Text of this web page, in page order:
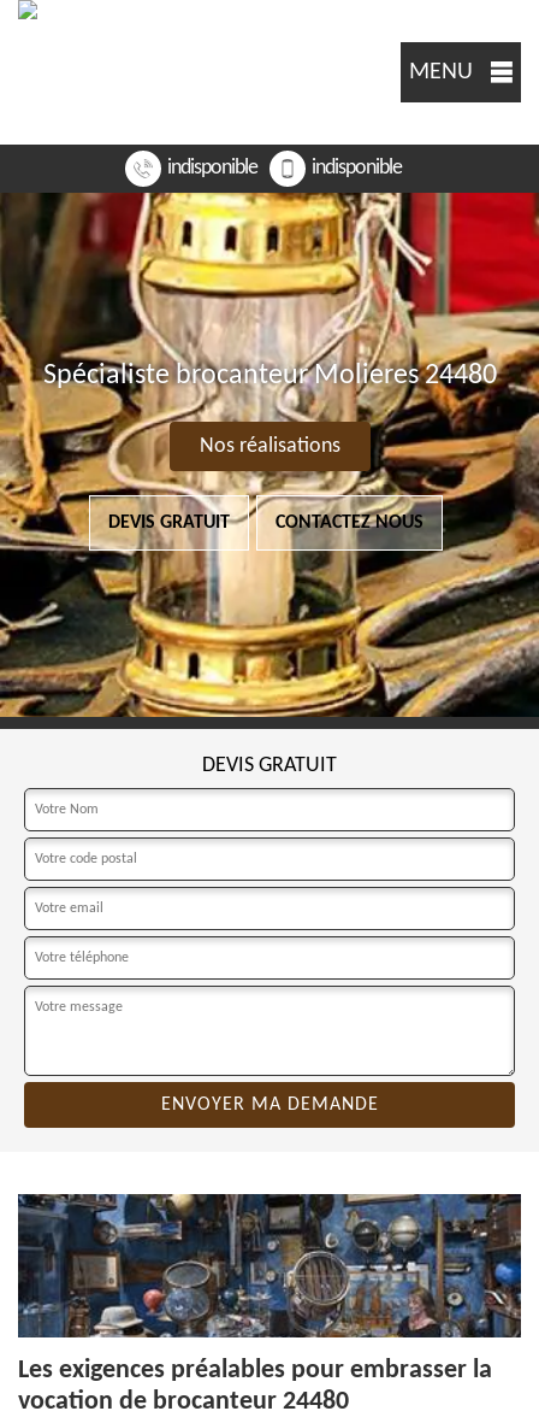
MENU
indisponible indisponible
Spécialiste brocanteur Molieres 24480
Nos réalisations
DEVIS GRATUIT CONTACTEZ NOUS
DEVIS GRATUIT
Les exigences préalables pour embrasser la
vocation de brocanteur 24480